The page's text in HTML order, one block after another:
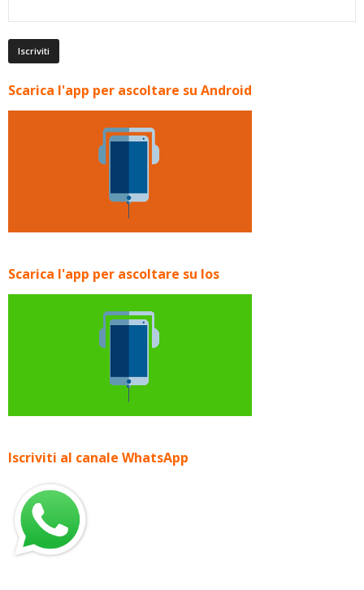
Scarica l'app per ascoltare su Android
Scarica l'app per ascoltare su Ios
Iscriviti al canale WhatsApp